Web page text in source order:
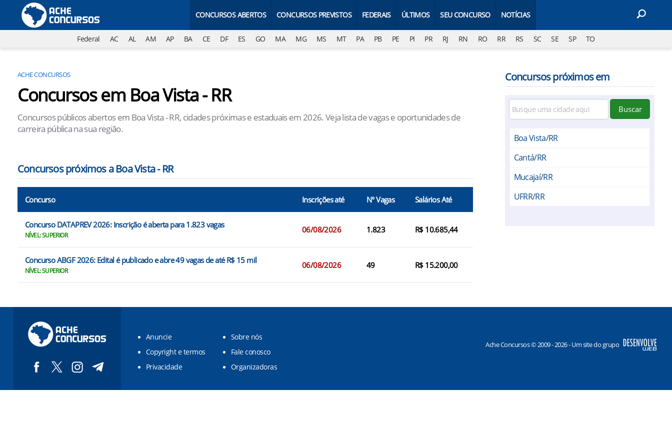
CONCURSOS ABERTOS CONCURSOS PREVISTOS FEDERAIS ÚLTIMOS SEU CONCURSO NOTÍCIAS
Federal AC AL AM AP BA CE DF ES GO MA MG MS MT PA PB PE PI PR RJ RN RO RR RS SC SE SP TO
ACHE CONCURSOS
Concursos em Boa Vista - RR
Concursos públicos abertos em Boa Vista - RR, cidades próximas e estaduais em 2026. Veja lista de vagas e oportunidades de
carreira pública na sua região.
Concursos próximos a Boa Vista - RR
Concurso Inscrições até N° Vagas Salários Até
Concurso DATAPREV 2026: Inscrição é aberta para 1.823 vagas
NÍVEL: SUPERIOR
06/08/2026 1.823 R$ 10.685,44
Concurso ABGF 2026: Edital é publicado e abre 49 vagas de até R$ 15 mil
NÍVEL: SUPERIOR
06/08/2026 49 R$ 15.200,00
Concursos próximos em
Buscar
Boa Vista/RR
Cantá/RR
Mucajaí/RR
UFRR/RR
Anuncie
Sobre nós
Copyright e termos
Fale conosco
Privacidade
Organizadoras
Ache Concursos © 2009 - 2026 - Um site do grupo